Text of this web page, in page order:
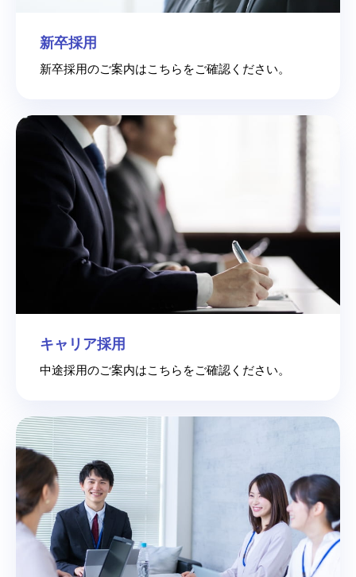
新卒採用
新卒採用のご案内はこちらをご確認ください。
キャリア採用
中途採用のご案内はこちらをご確認ください。